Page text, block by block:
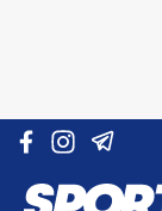
Vai al contenuto